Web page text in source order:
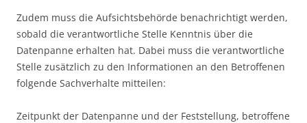
Zudem muss die Aufsichtsbehörde benachrichtigt werden,
sobald die verantwortliche Stelle Kenntnis über die
Datenpanne erhalten hat. Dabei muss die verantwortliche
Stelle zusätzlich zu den Informationen an den Betroffenen
folgende Sachverhalte mitteilen:
Zeitpunkt der Datenpanne und der Feststellung, betroffene